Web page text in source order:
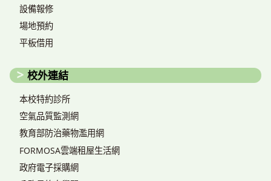
設備報修
場地預約
平板借用
校外連結
本校特約診所
空氣品質監測網
教育部防治藥物濫用網
FORMOSA雲端租屋生活網
政府電子採購網